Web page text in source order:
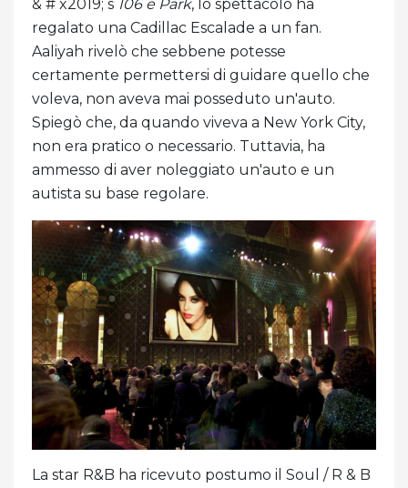
& # x2019; s 106 e Park, lo spettacolo ha
regalato una Cadillac Escalade a un fan.
Aaliyah rivelò che sebbene potesse
certamente permettersi di guidare quello che
voleva, non aveva mai posseduto un'auto.
Spiegò che, da quando viveva a New York City,
non era pratico o necessario. Tuttavia, ha
ammesso di aver noleggiato un'auto e un
autista su base regolare.
La star R&B ha ricevuto postumo il Soul / R & B